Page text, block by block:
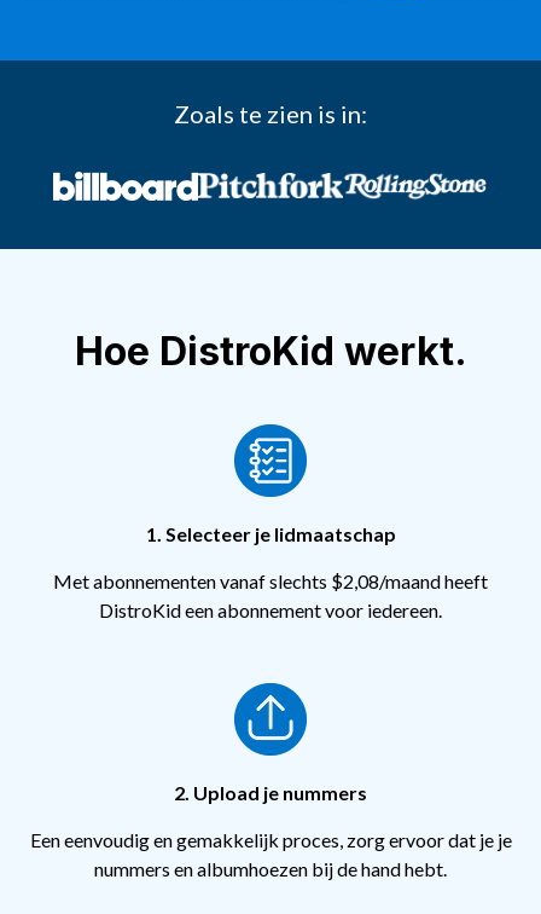
Zoals te zien is in:
Hoe DistroKid werkt.
1. Selecteer je lidmaatschap
Met abonnementen vanaf slechts $2,08/maand heeft
DistroKid een abonnement voor iedereen.
2. Upload je nummers
Een eenvoudig en gemakkelijk proces, zorg ervoor dat je je
nummers en albumhoezen bij de hand hebt.